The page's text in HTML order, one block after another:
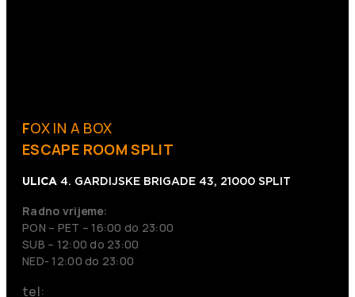
FOX IN A BOX
ESCAPE ROOM SPLIT
ULICA 4. GARDIJSKE BRIGADE 43, 21000 SPLIT
Radno vrijeme:
PON – PET – 16:00 do 23:00
SUB – 12:00 do 23:00
NED- 12:00 do 23:00
tel: